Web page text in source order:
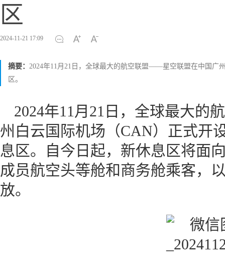
区
2024-11-21 17:09
摘要： 2024年11月21日，全球最大的航空联盟——星空联盟在中国广
区。
2024年11月21日，全球最大
州白云国际机场（CAN）正式开
息区。自今日起，新休息区将面
成员航空头等舱和商务舱乘客，
放。